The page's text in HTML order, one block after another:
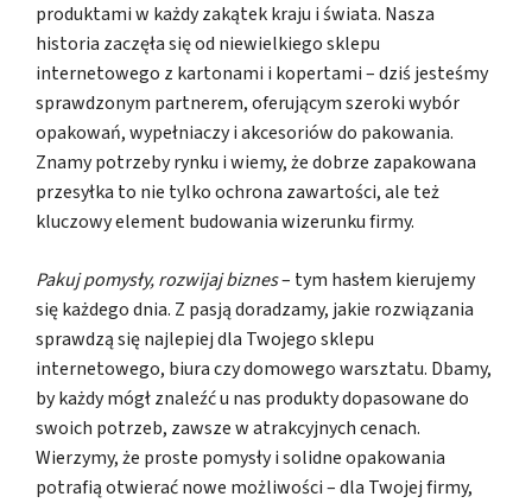
produktami w każdy zakątek kraju i świata. Nasza
historia zaczęła się od niewielkiego sklepu
internetowego z kartonami i kopertami – dziś jesteśmy
sprawdzonym partnerem, oferującym szeroki wybór
opakowań, wypełniaczy i akcesoriów do pakowania.
Znamy potrzeby rynku i wiemy, że dobrze zapakowana
przesyłka to nie tylko ochrona zawartości, ale też
kluczowy element budowania wizerunku firmy.
Pakuj pomysły, rozwijaj biznes– tym hasłem kierujemy
się każdego dnia. Z pasją doradzamy, jakie rozwiązania
sprawdzą się najlepiej dla Twojego sklepu
internetowego, biura czy domowego warsztatu. Dbamy,
by każdy mógł znaleźć u nas produkty dopasowane do
swoich potrzeb, zawsze w atrakcyjnych cenach.
Wierzymy, że proste pomysły i solidne opakowania
potrafią otwierać nowe możliwości – dla Twojej firmy,